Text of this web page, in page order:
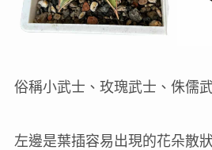
俗稱小武士、玫瑰武士、侏儒
左邊是葉插容易出現的花朵散